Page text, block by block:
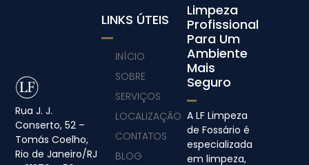
Rua J. J.
Conserto, 52 –
Tomás Coelho,
Rio de Janeiro/RJ
Limpeza
Profissional
Para Um
Ambiente
Mais
Seguro
A LF Limpeza
de Fossário é
especializada
em limpeza,
LINKS ÚTEIS
INÍCIO
SOBRE
SERVIÇOS
LOCALIZAÇÃO
CONTATOS
BLOG